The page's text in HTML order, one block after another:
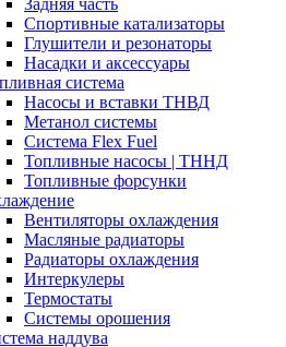
Задняя часть
Спортивные катализаторы
Глушители и резонаторы
Насадки и аксессуары
система
Насосы и вставки ТНВД
Метанол системы
Система Flex Fuel
Топливные насосы | ТННД
Топливные форсунки
Вентиляторы охлаждения
Масляные радиаторы
Радиаторы охлаждения
Интеркулеры
Термостаты
Системы орошения
наддува